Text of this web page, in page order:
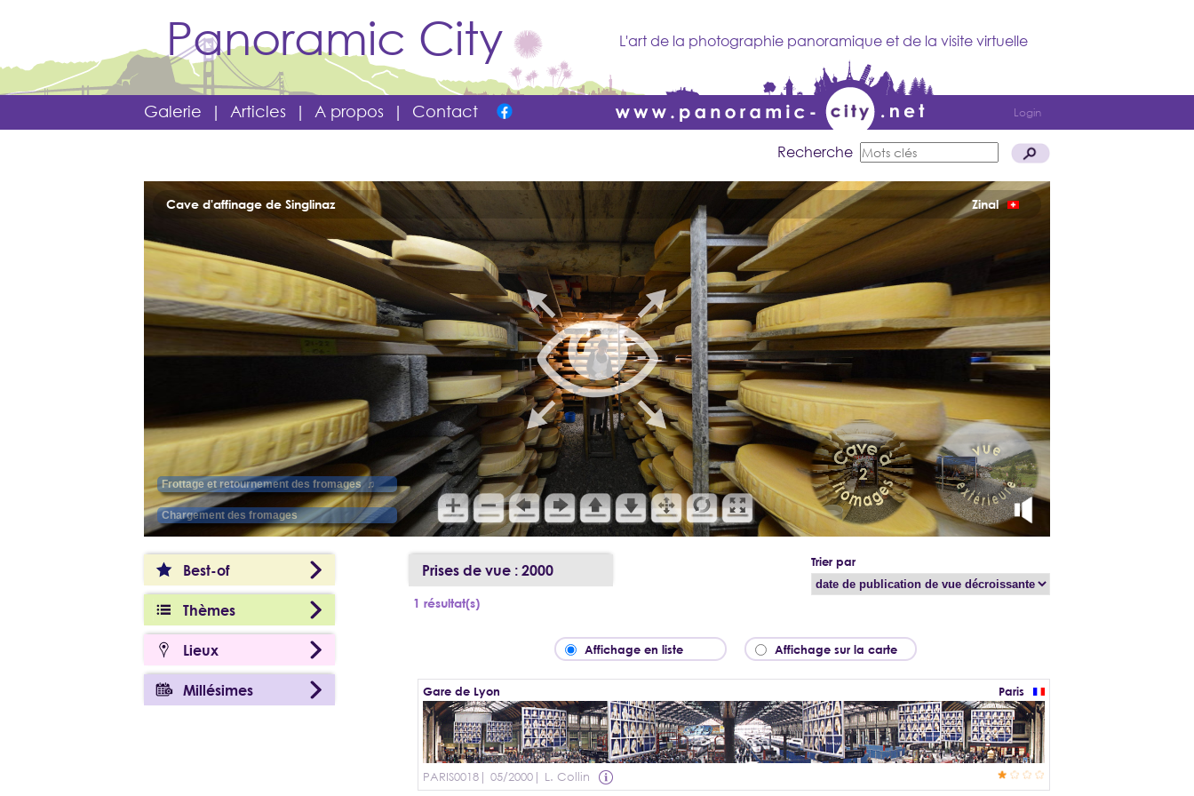
Panoramic City L'art de la photographie panoramique et de la visite virtuelle
Galerie | Articles | A propos | Contact Login
Recherche
Best-of
Thèmes
Lieux
Millésimes
Prises de vue : 2000
1 résultat(s)
Trier par
Affichage en liste Affichage sur la carte
Gare de Lyon Paris
PARIS0018 | 05/2000 | L. Collin